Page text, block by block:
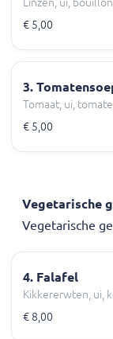
Linzen, ui,
€ 5,00
3.
Tomaat, ui,
€ 5,00
Vegetarische
Vegetarische
4. Falafel
Kikkererwten, ui,
€ 8,00